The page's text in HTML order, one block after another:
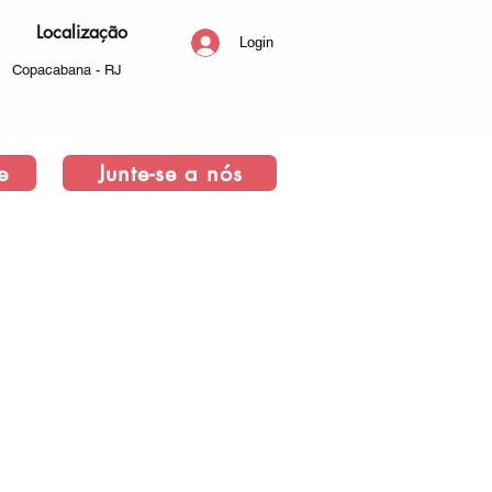
Localização
Copacabana - RJ
Login
Junte-se a nós